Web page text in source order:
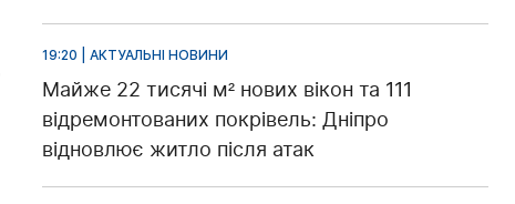
19:20 | АКТУАЛЬНІ НОВИНИ
Майже 22 тисячі м² нових вікон та 111
відремонтованих покрівель: Дніпро
відновлює житло після атак